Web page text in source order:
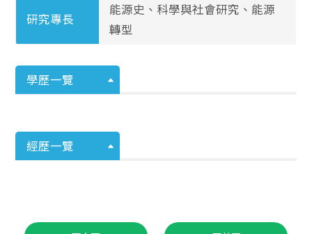
研究專長
能源史、科學與社會研究、能源
轉型
學歷一覽
經歷一覽